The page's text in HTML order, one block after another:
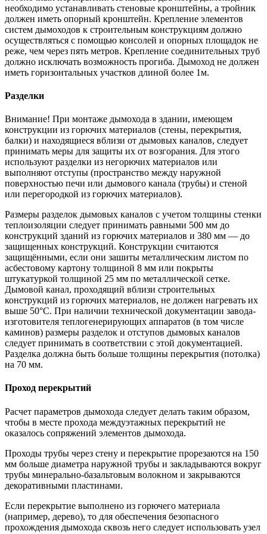
необходимо устанавливать стеновые кронштейны, а тройник
должен иметь опорный кронштейн. Крепление элементов
систем дымоходов к строительным конструкциям должно
осуществляться с помощью консолей и опорных площадок не
реже, чем через пять метров. Крепление соединительных труб
должно исключать возможность прогиба. Дымоход не должен
иметь горизонтальных участков длиной более 1м.
Разделки
Внимание! При монтаже дымохода в здании, имеющем
конструкции из горючих материалов (стены, перекрытия,
балки) и находящиеся вблизи от дымовых каналов, следует
принимать меры для защиты их от возгорания. Для этого
используют разделки из негорючих материалов или
выполняют отступы (пространство между наружной
поверхностью печи или дымового канала (трубы) и стеной
или перегородкой из горючих материалов).
Размеры разделок дымовых каналов с учетом толщины стенки
теплоизоляции следует принимать равными 500 мм до
конструкций зданий из горючих материалов и 380 мм — до
защищенных конструкций. Конструкции считаются
защищёнными, если они зашиты металлическим листом по
асбестовому картону толщиной 8 мм или покрыты
штукатуркой толщиной 25 мм по металлической сетке.
Дымовой канал, проходящий вблизи строительных
конструкций из горючих материалов, не должен нагревать их
выше 50°С. При наличии технической документации завода-
изготовителя теплогенерирующих аппаратов (в том числе
каминов) размеры разделок и отступов дымовых каналов
следует принимать в соответствии с этой документацией.
Разделка должна быть больше толщины перекрытия (потолка)
на 70 мм.
Проход перекрытий
Расчет параметров дымохода следует делать таким образом,
чтобы в месте прохода междуэтажных перекрытий не
оказалось сопряжений элементов дымохода.
Проходы трубы через стену и перекрытие прорезаются на 150
мм больше диаметра наружной трубы и закладываются вокруг
трубы минерально-базальтовым волокном и закрываются
декоративными пластинами.
Если перекрытие выполнено из горючего материала
(например, дерево), то для обеспечения безопасного
прохождения дымохода сквозь него следует использовать узел